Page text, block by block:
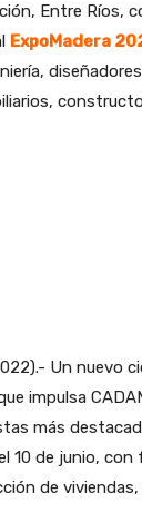
Entre Ríos,
ExpoMadera
Un nuevo
impulsa
más
10 de junio,
de